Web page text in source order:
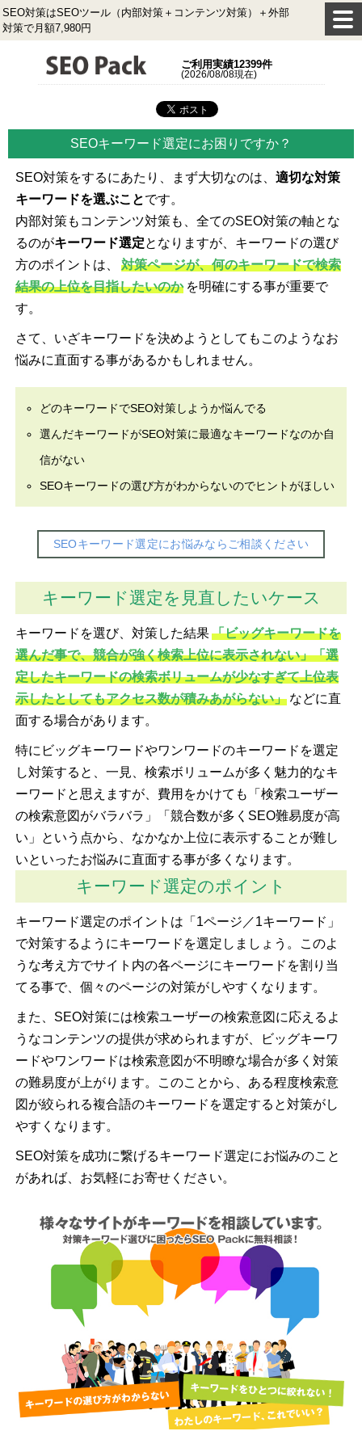
SEO対策はSEOツール（内部対策＋コンテンツ対策）＋外部
対策で月額7,980円
ご利用実績12399件
(2026/08/08現在)
SEOキーワード選定にお困りですか？
SEO対策をするにあたり、まず大切なのは、 適切な対策
キーワードを選ぶことです。
内部対策もコンテンツ対策も、全てのSEO対策の軸とな
るのがキーワード選定となりますが、キーワードの選び
方のポイントは、
対策ページが、何のキーワードで検索
結果の上位を目指したいのか を明確にする事が重要で
す。
さて、いざキーワードを決めようとしてもこのようなお
悩みに直面する事があるかもしれません。
どのキーワードでSEO対策しようか悩んでる
選んだキーワードがSEO対策に最適なキーワードなのか自
信がない
SEOキーワードの選び方がわからないのでヒントがほしい
SEOキーワード選定にお悩みならご相談ください
キーワード選定を見直したいケース
キーワードを選び、対策した結果 「ビッグキーワードを
選んだ事で、競合が強く検索上位に表示されない」「選
定したキーワードの検索ボリュームが少なすぎて上位表
示したとしてもアクセス数が積みあがらない」 などに直
面する場合があります。
特にビッグキーワードやワンワードのキーワードを選定
し対策すると、一見、検索ボリュームが多く魅力的なキ
ーワードと思えますが、費用をかけても「検索ユーザー
の検索意図がバラバラ」「競合数が多くSEO難易度が高
い」という点から、なかなか上位に表示することが難し
いといったお悩みに直面する事が多くなります。
キーワード選定のポイント
キーワード選定のポイントは「1ページ／1キーワード」
で対策するようにキーワードを選定しましょう。このよ
うな考え方でサイト内の各ページにキーワードを割り当
てる事で、個々のページの対策がしやすくなります。
また、SEO対策には検索ユーザーの検索意図に応えるよ
うなコンテンツの提供が求められますが、ビッグキーワ
ードやワンワードは検索意図が不明瞭な場合が多く対策
の難易度が上がります。このことから、ある程度検索意
図が絞られる複合語のキーワードを選定すると対策がし
やすくなります。
SEO対策を成功に繋げるキーワード選定にお悩みのこと
があれば、お気軽にお寄せください。